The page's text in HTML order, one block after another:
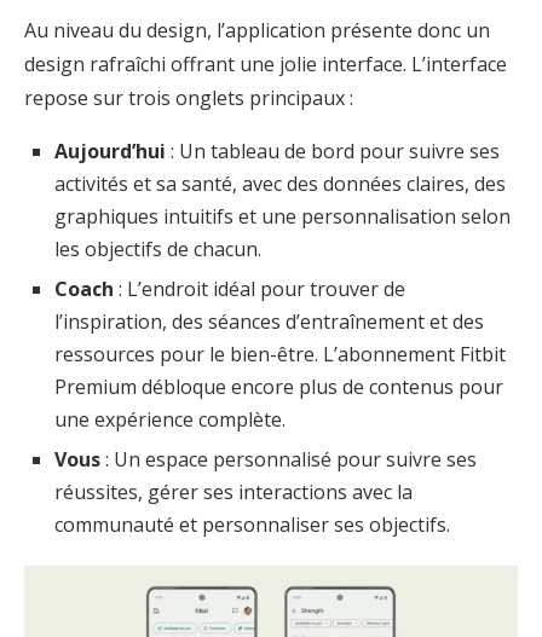
Au niveau du design, l’application présente donc un
design rafraîchi offrant une jolie interface. L’interface
repose sur trois onglets principaux :
Aujourd’hui : Un tableau de bord pour suivre ses
activités et sa santé, avec des données claires, des
graphiques intuitifs et une personnalisation selon
les objectifs de chacun.
Coach : L’endroit idéal pour trouver de
l’inspiration, des séances d’entraînement et des
ressources pour le bien-être. L’abonnement Fitbit
Premium débloque encore plus de contenus pour
une expérience complète.
Vous: Un espace personnalisé pour suivre ses
réussites, gérer ses interactions avec la
communauté et personnaliser ses objectifs.